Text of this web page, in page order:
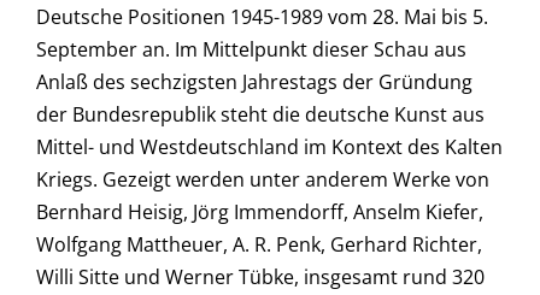
Deutsche Positionen 1945-1989 vom 28. Mai bis 5.
September an. Im Mittelpunkt dieser Schau aus
Anlaß des sechzigsten Jahrestags der Gründung
der Bundesrepublik steht die deutsche Kunst aus
Mittel- und Westdeutschland im Kontext des Kalten
Kriegs. Gezeigt werden unter anderem Werke von
Bernhard Heisig, Jörg Immendorff, Anselm Kiefer,
Wolfgang Mattheuer, A. R. Penk, Gerhard Richter,
Willi Sitte und Werner Tübke, insgesamt rund 320